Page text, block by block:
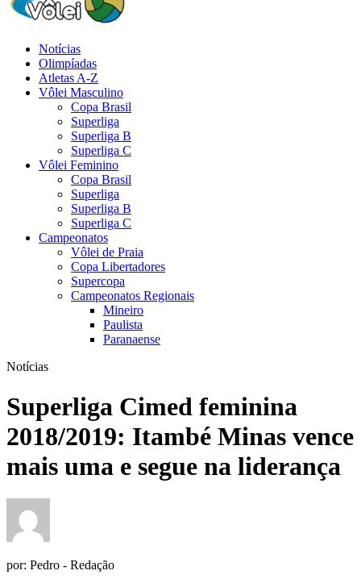
Notícias
Olimpíadas
Atletas A-Z
Vôlei Masculino
Copa Brasil
Superliga
Superliga B
Superliga C
Vôlei Feminino
Copa Brasil
Superliga
Superliga B
Superliga C
Campeonatos
Vôlei de Praia
Copa Libertadores
Supercopa
Campeonatos Regionais
Mineiro
Paulista
Paranaense
Notícias
Superliga Cimed feminina
2018/2019: Itambé Minas vence
mais uma e segue na liderança
por: Pedro - Redação